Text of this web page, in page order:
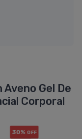
Gel De
Corporal
30% OFF